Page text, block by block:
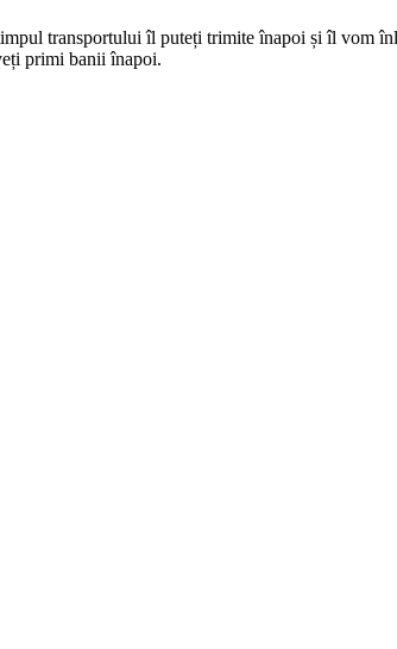
transportului îl puteți trimite înapoi și îl vom
primi banii înapoi.